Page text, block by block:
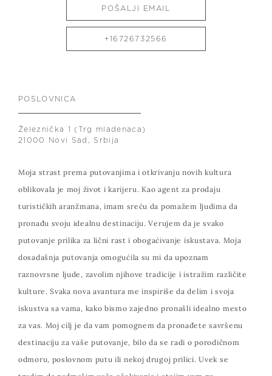
POŠALJI EMAIL
+16726732566
POSLOVNICA
Železnička 1 (Trg mladenaca)
21000 Novi Sad, Srbija
Moja strast prema putovanjima i otkrivanju novih kultura
oblikovala je moj život i karijeru. Kao agent za prodaju
turističkih aranžmana, imam sreću da pomažem ljudima da
pronađu svoju idealnu destinaciju. Verujem da je svako
putovanje prilika za lični rast i obogaćivanje iskustava. Moja
dosadašnja putovanja omogućila su mi da upoznam
raznovrsne ljude, zavolim njihove tradicije i istražim različite
kulture. Svaka nova avantura me inspiriše da delim i svoja
iskustva sa vama, kako bismo zajedno pronašli idealno mesto
za vas. Moj cilj je da vam pomognem da pronađete savršenu
destinaciju za vaše putovanje, bilo da se radi o porodičnom
odmoru, poslovnom putu ili nekoj drugoj prilici. Uvek se